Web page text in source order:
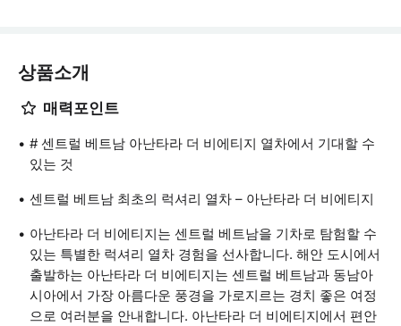
상품소개
매력포인트
# 센트럴 베트남 아난타라 더 비에티지 열차에서 기대할 수
있는 것
센트럴 베트남 최초의 럭셔리 열차 – 아난타라 더 비에티지
아난타라 더 비에티지는 센트럴 베트남을 기차로 탐험할 수
있는 특별한 럭셔리 열차 경험을 선사합니다. 해안 도시에서
출발하는 아난타라 더 비에티지는 센트럴 베트남과 동남아
시아에서 가장 아름다운 풍경을 가로지르는 경치 좋은 여정
으로 여러분을 안내합니다. 아난타라 더 비에티지에서 편안